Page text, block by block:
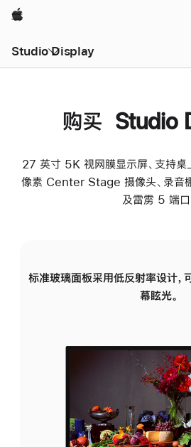
Apple
Studio Display
购买 Studio
27 英寸 5K 视网膜显示屏、支持
像素 Center Stage 摄像头、录音
及雷雳 5 端口
标准玻璃面板采用低反射率设计，
幕眩光。